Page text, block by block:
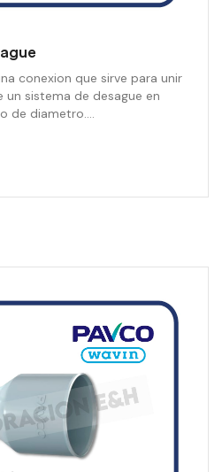
conexion que sirve para unir
un sistema de desague en
de diametro.